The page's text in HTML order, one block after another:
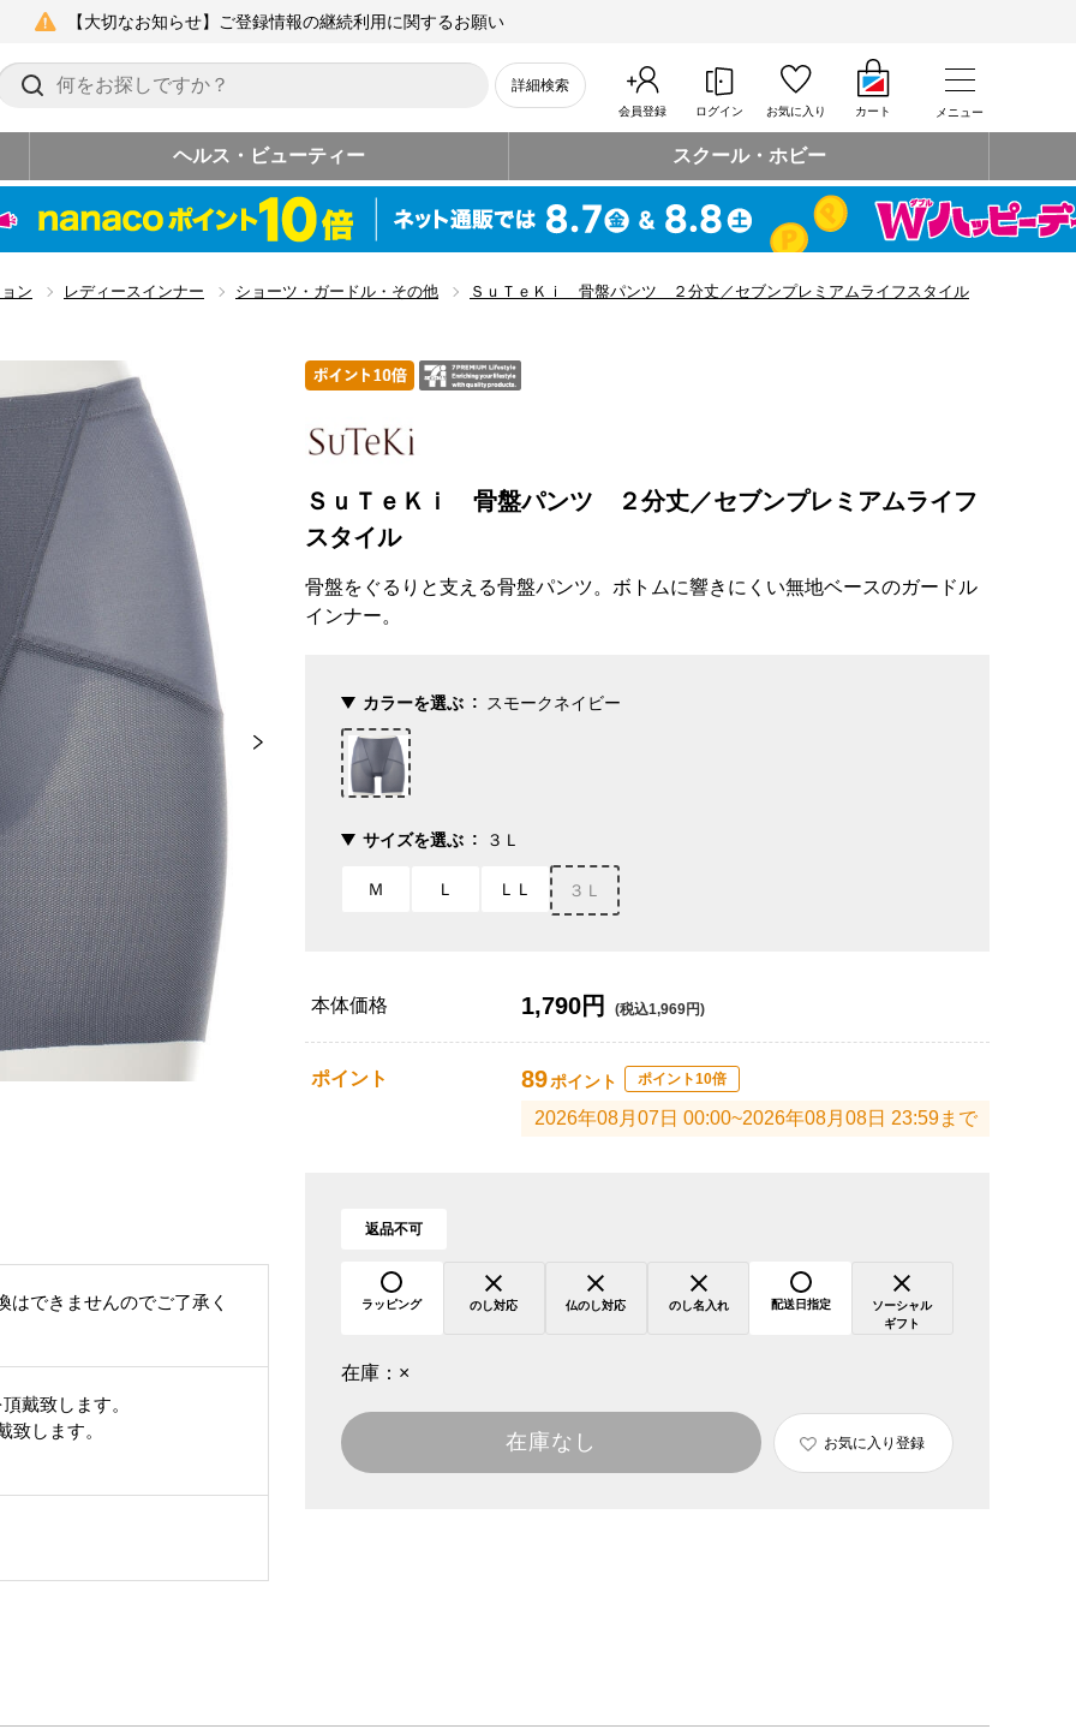
【大切なお知らせ】ご登録情報の継続利用に関するお願い
詳細検索
会員登録 ログイン お気に入り カート メニュー
ヘルス・ビューティー スクール・ホビー
ン レディースインナー ショーツ・ガードル・その他 ＳｕＴｅＫｉ 骨盤パンツ ２分丈／セブンプレミアムライフスタイル
はできませんのでご了承く
戴致します。
致します。
ＳｕＴｅＫｉ 骨盤パンツ ２分丈／セブンプレミアムライフ
スタイル
骨盤をぐるりと支える骨盤パンツ。ボトムに響きにくい無地ベースのガードル
インナー。
カラーを選ぶ スモークネイビー
サイズを選ぶ ３Ｌ
Ｍ Ｌ ＬＬ ３Ｌ
本体価格 1,790円 (税込1,969円)
ポイント 89ポイント ポイント10倍
2026年08月07日 00:00~2026年08月08日 23:59まで
返品不可
ラッピング のし対応 仏のし対応 のし名入れ 配送日指定
ソーシャル
ギフト
在庫： ×
在庫なし お気に入り登録